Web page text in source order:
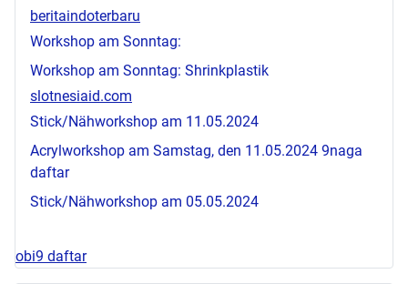
beritaindoterbaru
Workshop am Sonntag:
Workshop am Sonntag: Shrinkplastik
slotnesiaid.com
Stick/Nähworkshop am 11.05.2024
Acrylworkshop am Samstag, den 11.05.2024 9naga
daftar
Stick/Nähworkshop am 05.05.2024
obi9 daftar